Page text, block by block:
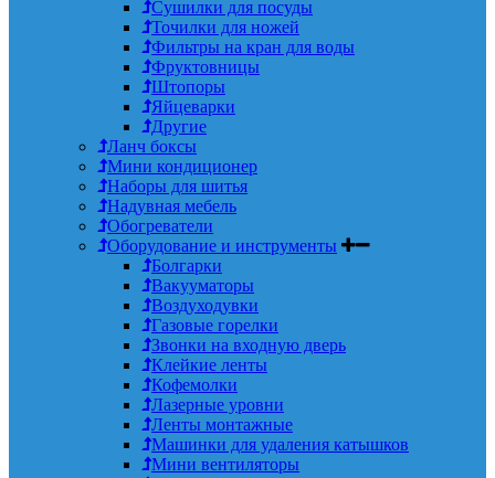
Сушилки для посуды
Точилки для ножей
Фильтры на кран для воды
Фруктовницы
Штопоры
Яйцеварки
Другие
Ланч боксы
Мини кондиционер
Наборы для шитья
Надувная мебель
Обогреватели
Оборудование и инструменты
Болгарки
Вакууматоры
Воздуходувки
Газовые горелки
Звонки на входную дверь
Клейкие ленты
Кофемолки
Лазерные уровни
Ленты монтажные
Машинки для удаления катышков
Мини вентиляторы